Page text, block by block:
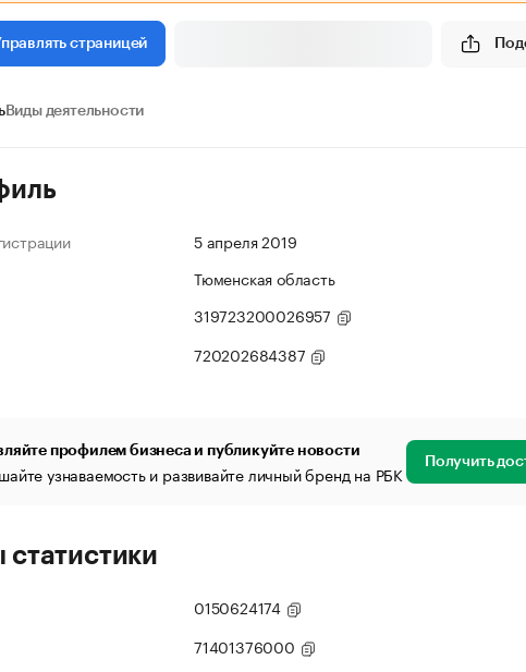
страницей
Виды деятельности
5 апреля 2019
Тюменская область
319723200026957
720202684387
профилем бизнеса и публикуйте новости
узнаваемость и развивайте личный бренд на РБК Получить
статистики
0150624174
71401376000